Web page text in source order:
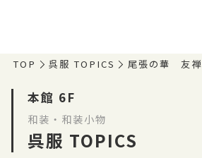
TOP 呉服 TOPICS 尾張の華 友禅
本館 6F
和装・和装小物
呉服 TOPICS